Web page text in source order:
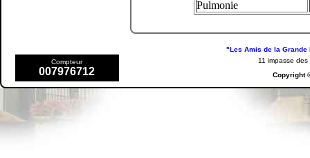
Pulmonie
"Les Amis de la
Compteur
007976712
11 impasse des
Copyright